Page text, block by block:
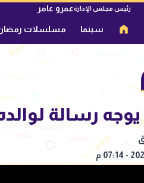
رئيس مجلس الإدارةعمرو عامر
سينما مسلسلات رمضان
يوجه رسالة